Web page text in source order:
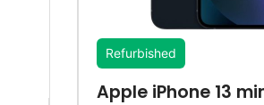
Refurbished
Apple iPhone 13